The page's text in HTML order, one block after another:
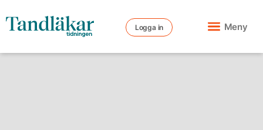
Logga in Meny